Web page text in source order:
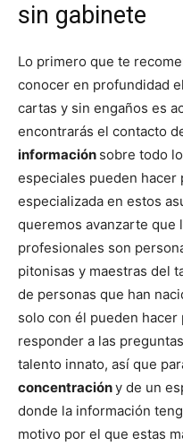
sin gabinete
Lo primero que te
conocer en profundidad
cartas y sin engaños es
encontrarás el contacto
información sobre todo
especiales pueden hacer
especializada en estos
queremos avanzarte que
profesionales son
pitonisas y maestras del
de personas que han
solo con él pueden
responder a las
talento innato, así que
concentracióny de un
donde la información
motivo por el que estas